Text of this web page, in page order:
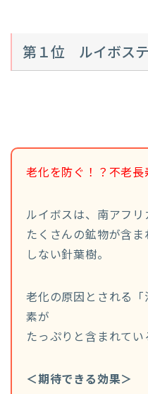
第１位 ルイボス
老化を防ぐ！？不老長
ルイボスは、南アフリ
たくさんの鉱物が含
しない針葉樹。
老化の原因とされる
素が
たっぷりと含まれてい
＜期待できる効果＞